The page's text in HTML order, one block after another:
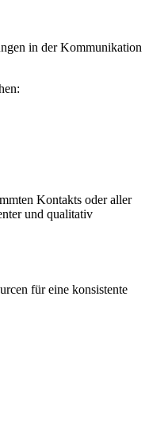
in der Kommunikation
Kontakts oder aller
und qualitativ
für eine konsistente